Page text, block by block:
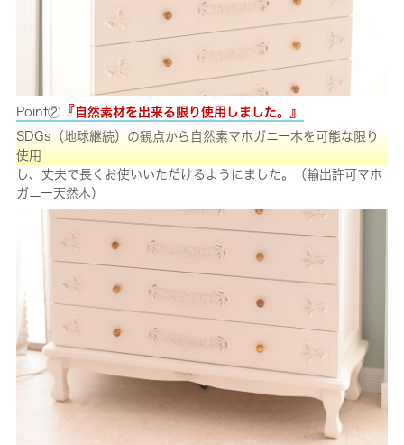
Point②『自然素材を出来る限り使用しました。 』
SDGs（地球継続）の観点から自然素マホガニー木を可能な限り
使用
し、丈夫で長くお使いいただけるようにました。（輸出許可マホ
ガニー天然木）